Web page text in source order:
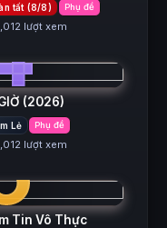
tất (8/8) Phụ đề
lượt xem
(2026)
Lẻ Phụ đề
lượt xem
Tin Vô Thực